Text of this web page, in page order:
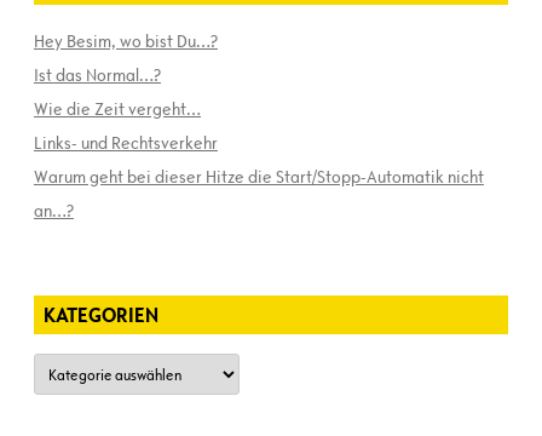
Hey Besim, wo bist Du…?
Ist das Normal…?
Wie die Zeit vergeht…
Links- und Rechtsverkehr
Warum geht bei dieser Hitze die Start/Stopp-Automatik nicht
an…?
KATEGORIEN
Kategorien